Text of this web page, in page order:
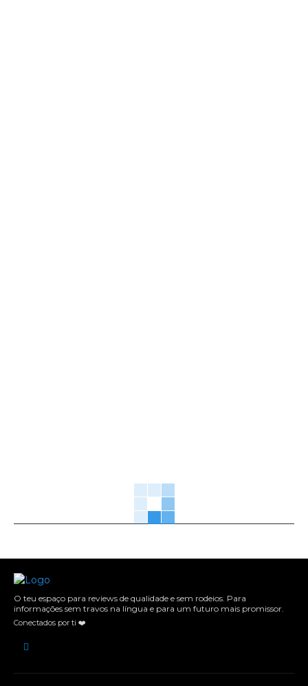
O teu espaço para reviews de qualidade e sem rodeios. Para
informações sem travos na língua e para um futuro mais promissor.
Conectados por ti ❤️